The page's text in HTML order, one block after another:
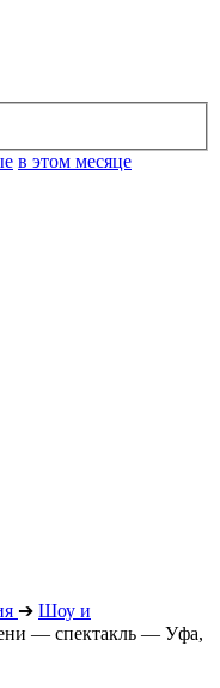
в этом месяце
➔ Шоу и
— спектакль — Уфа,